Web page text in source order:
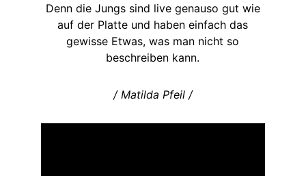
Denn die Jungs sind live genauso gut wie
auf der Platte und haben einfach das
gewisse Etwas, was man nicht so
beschreiben kann.
/ Matilda Pfeil /